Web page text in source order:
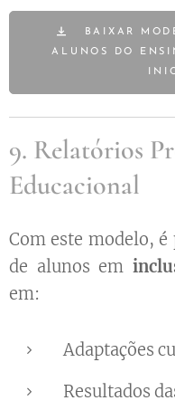
BAIXAR
ALUNOS DO
9. Relatórios
Educacional
Com este modelo,
de alunos em
em:
Adaptações
Resultados